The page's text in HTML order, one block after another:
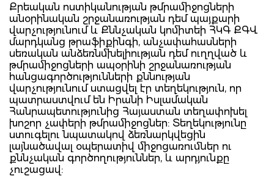
Քրեական ոստիկանության թմրամիջոցների
անօրինական շրջանառության դեմ պայքարի
վարչությունում և Քննչական կոմիտեի ՀԿԳ ՔԳՎ
մարդկանց թրաֆիքինգի, անչափահասների
սեռական անձեռնմխելիության դեմ ուղղված և
թմրամիջոցների ապօրինի շրջանառության
հանցագործությունների քննության
վարչությունում ստացվել էր տեղեկություն, որ
պատրաստվում են Իրանի Իսլամական
Հանրապետությունից Հայաստան տեղափոխել
խոշոր չափերի թմրամիջոցներ: Տեղեկությունը
ստուգելու նպատակով ձեռնարկվեցին
լայնածավալ օպերատիվ միջոցառումներ ու
քննչական գործողություններ, և արդյունքը
չուշացավ: